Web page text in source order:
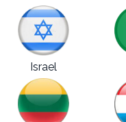
Israel